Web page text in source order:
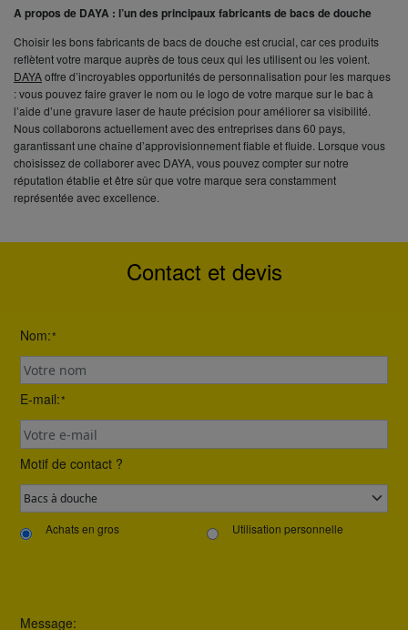
A propos de DAYA : l’un des principaux fabricants de bacs de douche
Choisir les bons fabricants de bacs de douche est crucial, car ces produits
reflètent votre marque auprès de tous ceux qui les utilisent ou les voient.
DAYAoffre d’incroyables opportunités de personnalisation pour les marques
: vous pouvez faire graver le nom ou le logo de votre marque sur le bac à
l’aide d’une gravure laser de haute précision pour améliorer sa visibilité.
Nous collaborons actuellement avec des entreprises dans 60 pays,
garantissant une chaîne d’approvisionnement fiable et fluide. Lorsque vous
choisissez de collaborer avec DAYA, vous pouvez compter sur notre
réputation établie et être sûr que votre marque sera constamment
représentée avec excellence.
Contact et devis
Nom:*
E-mail:*
Motif de contact ?
Achats en gros Utilisation personnelle
Message: